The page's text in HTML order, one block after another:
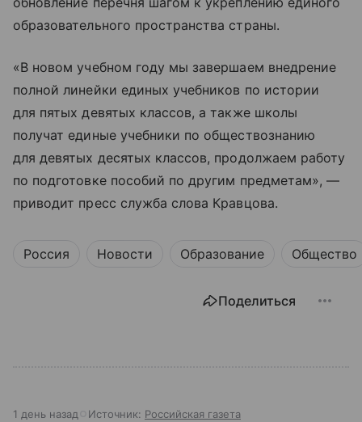
образовательного пространства страны.
«В новом учебном году мы завершаем внедрение
полной линейки единых учебников по истории
для пятых девятых классов, а также школы
получат единые учебники по обществознанию
для девятых десятых классов, продолжаем работу
по подготовке пособий по другим предметам», —
приводит пресс служба слова Кравцова.
Россия Новости Образование Общество
Поделиться
1 день назад Источник: Российская газета